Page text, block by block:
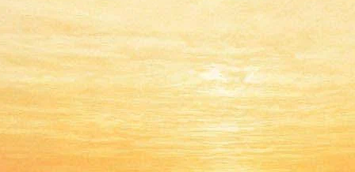
12 января 2025, воскресенье
12 самых ожидаемых книг 2025 года: руководство по
борьбе с колдовством, романы о будущем человечества и о
протестах в Корее
Архив предыдущих материалов